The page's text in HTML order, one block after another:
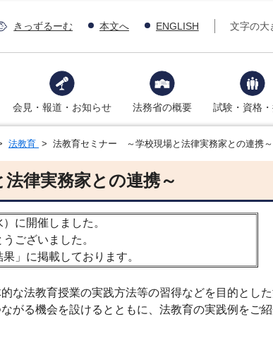
きっずるーむ 本文へ ENGLISH 文字の大
会見・報道・お知らせ 法務省の概要 試験・資格
法教育 > 法教育セミナー ～学校現場と法律実務家との連携～
律実務家との連携～
に開催しました。
ございました。
」に掲載しております。
法教育授業の実践方法等の習得などを目的とした
る機会を設けるとともに、法教育の実践例をご紹